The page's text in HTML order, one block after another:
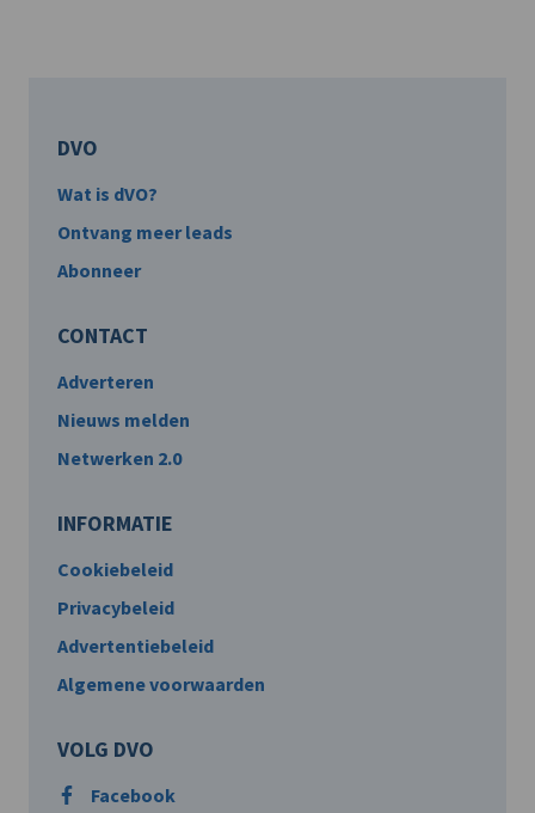
DVO
Wat is dVO?
Ontvang meer leads
Abonneer
CONTACT
Adverteren
Nieuws melden
Netwerken 2.0
INFORMATIE
Cookiebeleid
Privacybeleid
Advertentiebeleid
Algemene voorwaarden
VOLG DVO
Facebook